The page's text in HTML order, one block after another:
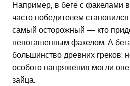
Например, в беге с факелами
часто победителем
самый осторожный — кто
непогашенным факелом. А
большинство древних греков:
особого напряжения могли
зайца.